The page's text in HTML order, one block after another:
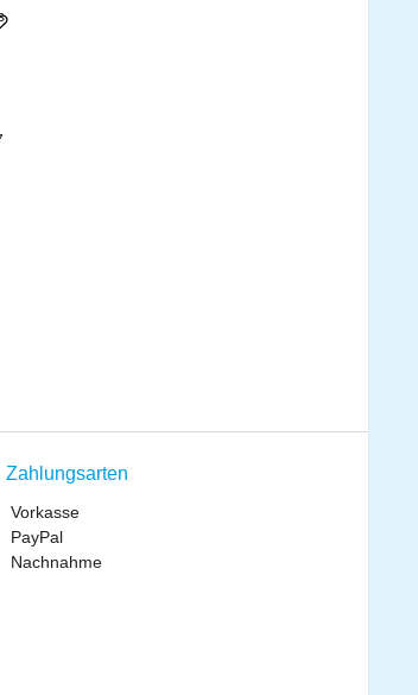
Zahlungsarten
Vorkasse
PayPal
Nachnahme